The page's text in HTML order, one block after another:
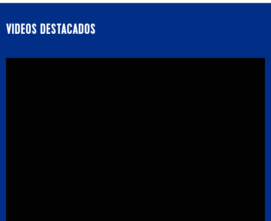
VIDEOS DESTACADOS